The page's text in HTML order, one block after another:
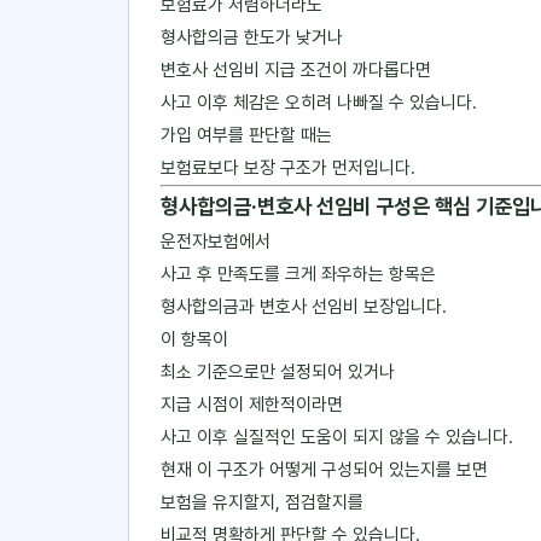
보험료가 저렴하더라도
형사합의금 한도가 낮거나
변호사 선임비 지급 조건이 까다롭다면
사고 이후 체감은 오히려 나빠질 수 있습니다.
가입 여부를 판단할 때는
보험료보다 보장 구조가 먼저입니다.
형사합의금·변호사 선임비 구성은 핵심 기준입
운전자보험에서
사고 후 만족도를 크게 좌우하는 항목은
형사합의금과 변호사 선임비 보장입니다.
이 항목이
최소 기준으로만 설정되어 있거나
지급 시점이 제한적이라면
사고 이후 실질적인 도움이 되지 않을 수 있습니다.
현재 이 구조가 어떻게 구성되어 있는지를 보면
보험을 유지할지, 점검할지를
비교적 명확하게 판단할 수 있습니다.